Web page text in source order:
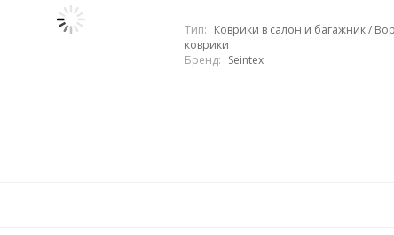
Тип: Коврики в салон и багажник /
коврики
Бренд: Seintex